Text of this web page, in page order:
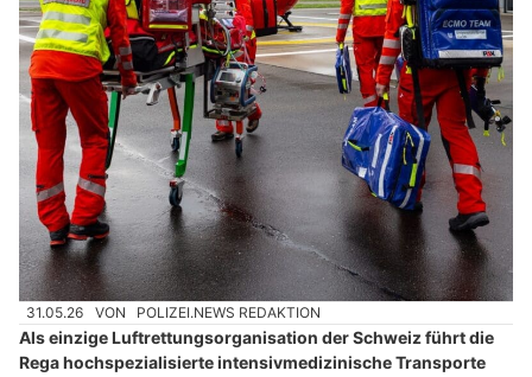
31.05.26 VON POLIZEI.NEWS REDAKTION
Als einzige Luftrettungsorganisation der Schweiz führt die
Rega hochspezialisierte intensivmedizinische Transporte